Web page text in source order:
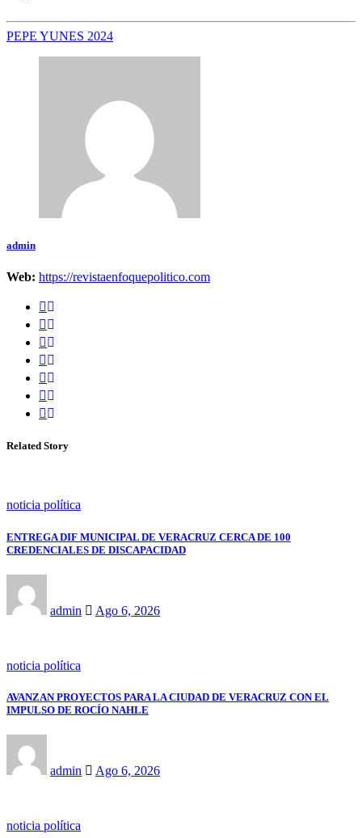
PEPE YUNES 2024
admin
Web: https://revistaenfoquepolitico.com
Related Story
noticia política
ENTREGA DIF MUNICIPAL DE VERACRUZ CERCA DE 100
CREDENCIALES DE DISCAPACIDAD
admin Ago 6, 2026
noticia política
AVANZAN PROYECTOS PARA LA CIUDAD DE VERACRUZ CON EL
IMPULSO DE ROCÍO NAHLE
admin Ago 6, 2026
noticia política